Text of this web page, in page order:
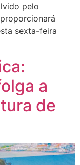
pelo
sexta-feira
a
de